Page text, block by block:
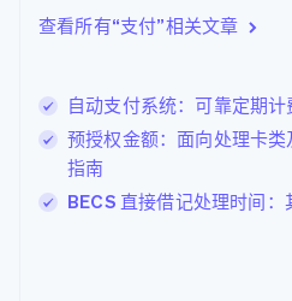
查看所有“支付”相关文章
自动支付系统：可靠定期计
预授权金额：面向处理卡
指南
BECS 直接借记处理时间
立陶宛
DeutschEnglish
卢森堡
Français Deutsch English
罗马尼亚
English